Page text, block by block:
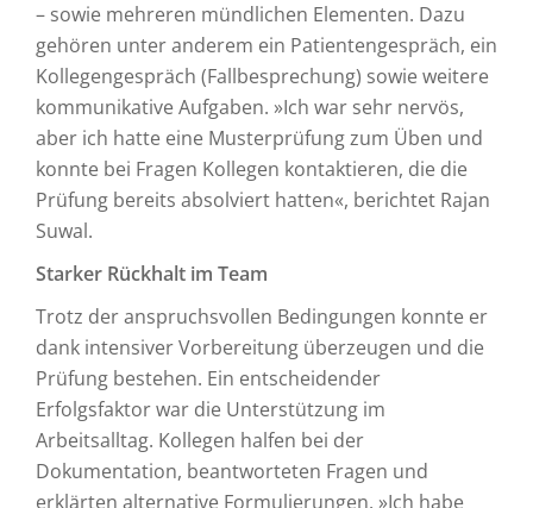
– sowie mehreren mündlichen Elementen. Dazu
gehören unter anderem ein Patientengespräch, ein
Kollegengespräch (Fallbesprechung) sowie weitere
kommunikative Aufgaben. »Ich war sehr nervös,
aber ich hatte eine Musterprüfung zum Üben und
konnte bei Fragen Kollegen kontaktieren, die die
Prüfung bereits absolviert hatten«, berichtet Rajan
Suwal.
Starker Rückhalt im Team
Trotz der anspruchsvollen Bedingungen konnte er
dank intensiver Vorbereitung überzeugen und die
Prüfung bestehen. Ein entscheidender
Erfolgsfaktor war die Unterstützung im
Arbeitsalltag. Kollegen halfen bei der
Dokumentation, beantworteten Fragen und
erklärten alternative Formulierungen. »Ich habe